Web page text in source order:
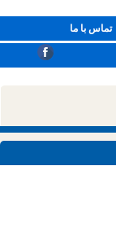
تماس با ما